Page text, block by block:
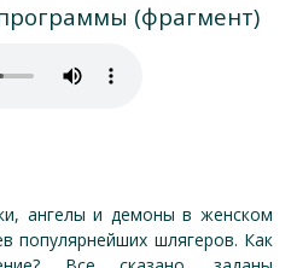
(фрагмент)
ангелы и демоны в женском
популярнейших шлягеров. Как